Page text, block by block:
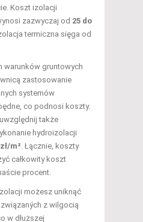
Koszt izolacji
zazwyczaj od 25 do
termiczna sięga od
warunków gruntowych
zastosowanie
systemów
co podnosi koszty.
także
hydroizolacji
m² . Łącznie, koszty
całkowity koszt
procent.
możesz uniknąć
z wilgocią
w dłuższej